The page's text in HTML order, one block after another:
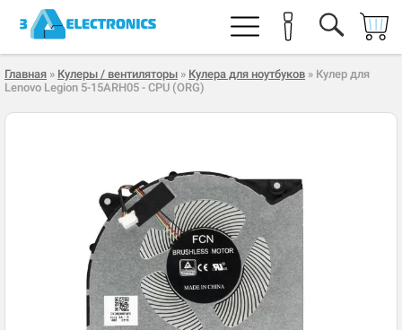
Главная » Кулеры / вентиляторы » Кулера для ноутбуков » Кулер для
Lenovo Legion 5-15ARH05 - CPU (ORG)